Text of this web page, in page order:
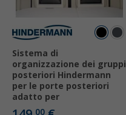
Sistema di
organizzazione dei gruppi
posteriori Hindermann
per le porte posteriori
adatto per
00